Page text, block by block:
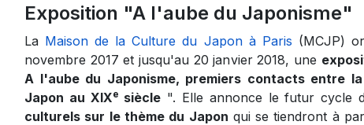
Exposition "A l'aube du Japonisme"
La Maison de la Culture du Japon à Paris (MCJP)
novembre 2017 et jusqu'au 20 janvier 2018, une
A l'aube du Japonisme, premiers contacts entre
Japon au XIXe siècle ". Elle annonce le futur cycle
culturels sur le thème du Japon qui se tiendront à